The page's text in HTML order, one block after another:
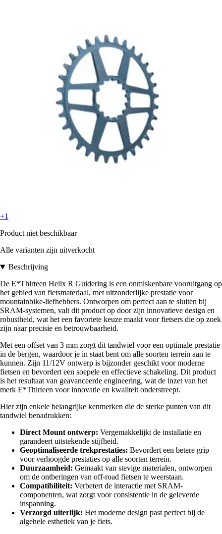
+1
Product niet beschikbaar
Alle varianten zijn uitverkocht
Beschrijving
De E*Thirteen Helix R Guidering is een onmiskenbare vooruitgang op
het gebied van fietsmateriaal, met uitzonderlijke prestatie voor
mountainbike-liefhebbers. Ontworpen om perfect aan te sluiten bij
SRAM-systemen, valt dit product op door zijn innovatieve design en
robustheid, wat het een favoriete keuze maakt voor fietsers die op zoek
zijn naar precisie en betrouwbaarheid.
Met een offset van 3 mm zorgt dit tandwiel voor een optimale prestatie
in de bergen, waardoor je in staat bent om alle soorten terrein aan te
kunnen. Zijn 11/12V ontwerp is bijzonder geschikt voor moderne
fietsen en bevordert een soepele en effectieve schakeling. Dit product
is het resultaat van geavanceerde engineering, wat de inzet van het
merk E*Thirteen voor innovatie en kwaliteit onderstreept.
Hier zijn enkele belangrijke kenmerken die de sterke punten van dit
tandwiel benadrukken:
Direct Mount ontwerp: Vergemakkelijkt de installatie en
garandeert uitstekende stijfheid.
Geoptimaliseerde trekprestaties: Bevordert een betere grip
voor verhoogde prestaties op alle soorten terrein.
Duurzaamheid: Gemaakt van stevige materialen, ontworpen
om de ontberingen van off-road fietsen te weerstaan.
Compatibiliteit: Verbetert de interactie met SRAM-
componenten, wat zorgt voor consistentie in de geleverde
inspanning.
Verzorgd uiterlijk: Het moderne design past perfect bij de
algehele esthetiek van je fiets.